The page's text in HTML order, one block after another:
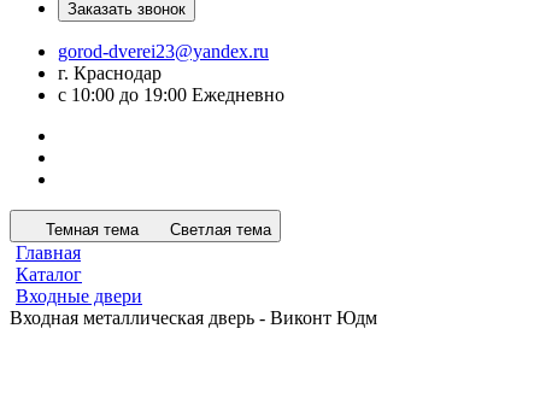
Заказать звонок
gorod-dverei23@yandex.ru
г. Краснодар
с 10:00 до 19:00 Ежедневно
Темная тема Светлая тема
Главная
Каталог
Входные двери
Входная металлическая дверь - Виконт Юдм